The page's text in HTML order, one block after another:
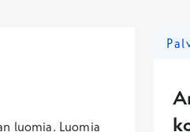
luomia. Luomia